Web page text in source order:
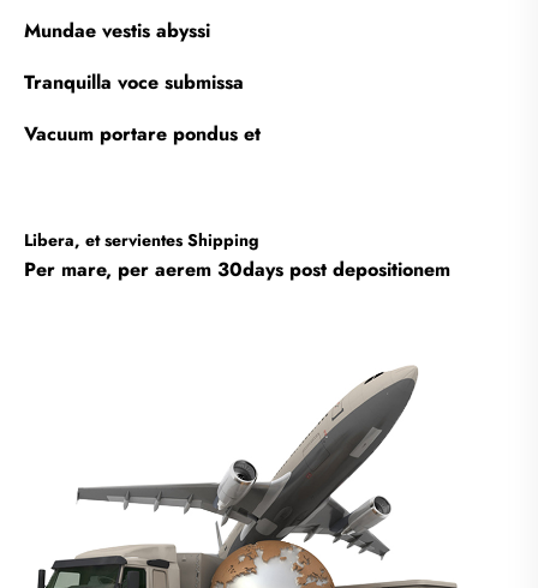
Mundae vestis abyssi
Tranquilla voce submissa
Vacuum portare pondus et
Libera, et servientes Shipping
Per mare, per aerem 30days post depositionem